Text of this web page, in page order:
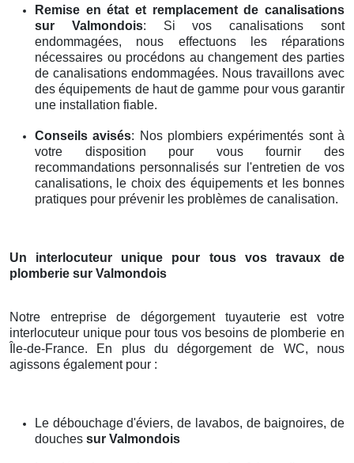
Remise en état et remplacement de canalisations
sur Valmondois: Si vos canalisations sont
endommagées, nous effectuons les réparations
nécessaires ou procédons au changement des parties
de canalisations endommagées. Nous travaillons avec
des équipements de haut de gamme pour vous garantir
une installation fiable.
Conseils avisés: Nos plombiers expérimentés sont à
votre disposition pour vous fournir des
recommandations personnalisés sur l'entretien de vos
canalisations, le choix des équipements et les bonnes
pratiques pour prévenir les problèmes de canalisation.
Un interlocuteur unique pour tous vos travaux de
plomberie sur Valmondois
Notre entreprise de dégorgement tuyauterie est votre
interlocuteur unique pour tous vos besoins de plomberie en
Île-de-France. En plus du dégorgement de WC, nous
agissons également pour :
Le débouchage d'éviers, de lavabos, de baignoires, de
douches sur Valmondois